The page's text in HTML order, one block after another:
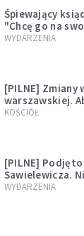
Śpiewający
"Chcę go na
WYDARZENIA
[PILNE] Zmiany
warszawskiej.
wręczył
KOŚCIÓŁ
[PILNE]
Sawielewicza.
mediach
WYDARZENIA